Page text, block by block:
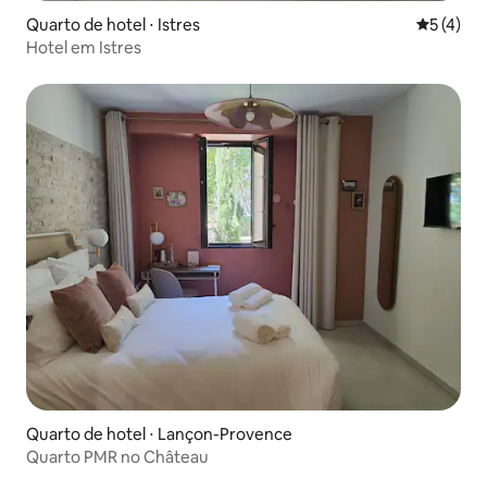
Quarto de hotel ⋅ Istres 5 de
5 (4)
Hotel em Istres
Quarto de hotel ⋅ Lançon-Provence
Quarto PMR no Château